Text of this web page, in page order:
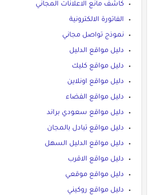
كاشف مانع الاعلانات المجاني
الفاتورة الالكترونية
نموذج تواصل مجاني
دليل مواقع الدليل
دليل مواقع كليك
دليل مواقع اونلاين
دليل مواقع الفضاء
دليل مواقع سعودي براند
دليل مواقع تبادل بالمجان
دليل مواقع الدليل السهل
دليل مواقع الاقرب
دليل مواقع موقعي
دليل مواقع روكيني